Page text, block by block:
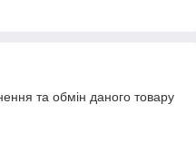
та обмін даного товару